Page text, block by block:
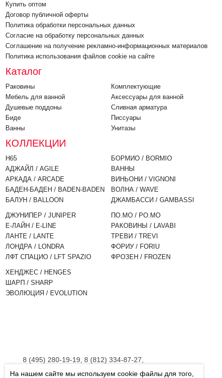
Купить оптом
Договор публичной оферты
Политика обработки персональных данных
Согласие на обработку персональных данных
Соглашение на получение рекламно-информационных материалов
Политика использования файлов cookie на сайте
Каталог
Раковины
Мебель для ванной
Душевые поддоны
Биде
Ванны
Комплектующие
Аксессуары для ванной
Cливная арматура
Писсуары
Унитазы
КОЛЛЕКЦИИ
H65
АДЖАЙЛ / AGILE
АРКАДА / ARCADE
БАДЕН-БАДЕН / BADEN-BADEN
БАЛУН / BALLOON
БОРМИО / BORMIO
ВАННЫ
ВИНЬОНИ / VIGNONI
ВОЛНА / WAVE
ДЖАМБАССИ / GAMBASSI
ДЖУНИПЕР / JUNIPER
Е-ЛАЙН / E-LINE
ЛАНТЕ / LANTE
ЛОНДРА / LONDRA
ЛФТ СПАЦИО / LFT SPAZIO
ПО.МО / PO.MO
РАКОВИНЫ / LAVABI
ТРЕВИ / TREVI
ФОРИУ / FORIU
ФРОЗЕН / FROZEN
ХЕНДЖЕС / HENGES
ШАРП / SHARP
ЭВОЛЮЦИЯ / EVOLUTION
8 (495) 280-19-19, 8 (812) 334-87-27,
8 (800) 555-45-06
На нашем сайте мы используем cookie файлы для того,